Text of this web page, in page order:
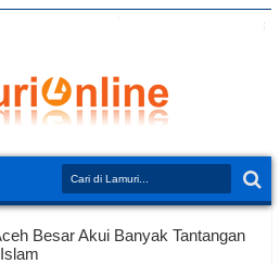
Besar Akui Banyak Tantangan